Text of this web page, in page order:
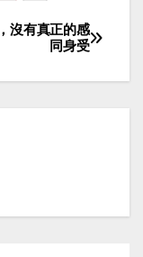
沒有真正的感
同身受